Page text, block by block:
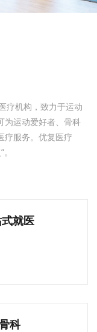
疗机构，致力于运动
为运动爱好者、骨科
疗服务。优复医疗
就医
科